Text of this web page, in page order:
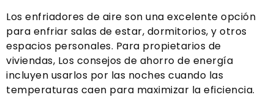
Los enfriadores de aire son una excelente opción
para enfriar salas de estar, dormitorios, y otros
espacios personales. Para propietarios de
viviendas, Los consejos de ahorro de energía
incluyen usarlos por las noches cuando las
temperaturas caen para maximizar la eficiencia.